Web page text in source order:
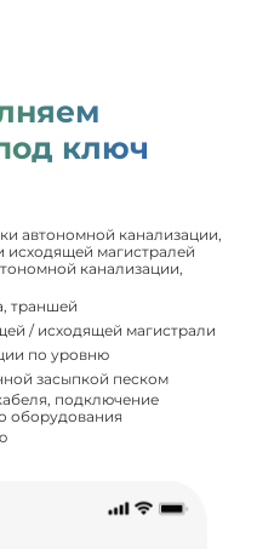
ключ
автономной канализации,
исходящей магистралей
канализации,
траншей
/ исходящей магистрали
по уровню
засыпкой песком
подключение
оборудования